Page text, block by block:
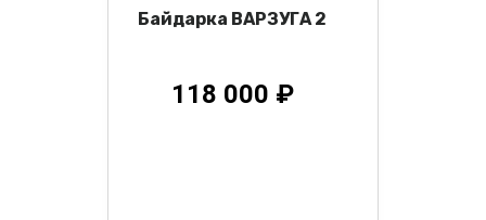
Байдарка ВАРЗУГА 2
118 000 ₽